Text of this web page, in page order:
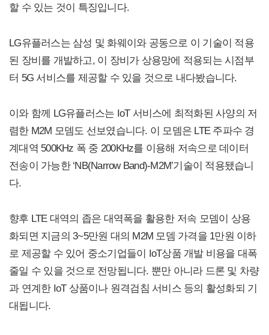
할 수 있는 것이 특징입니다.
LG유플러스는 삼성 및 화웨이와 공동으로 이 기술이 적용
된 장비를 개발하고, 이 장비가 상용망에 적용되는 시점부
터 5G 서비스를 제공할 수 있을 것으로 내다봤습니다.
이와 함께 LG유플러스는 IoT 서비스에 최적화된 사양의 저
렴한 M2M 모뎀도 선보였습니다. 이 모뎀은 LTE 주파수 경
계대역 500KHz 폭 중 200KHz를 이용해 저속으로 데이터
전송이 가능한 ‘NB(Narrow Band)-M2M’기술이 적용됐습니
다.
향후 LTE 대역의 좁은 대역폭을 활용한 저속 모뎀이 상용
화되면 지금의 3~5만원 대의 M2M 모뎀 가격을 1만원 이하
로 제공할 수 있어 중소기업들이 IoT상품 개발 비용을 대폭
줄일 수 있을 것으로 전망됩니다. 뿐만 아니라 드론 및 차량
과 연계한 IoT 상품이나 원격검침 서비스 등의 활성화되 기
대됩니다.